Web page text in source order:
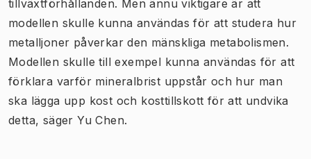
tillväxtförhållanden. Men ännu viktigare är att
modellen skulle kunna användas för att studera hur
metalljoner påverkar den mänskliga metabolismen.
Modellen skulle till exempel kunna användas för att
förklara varför mineralbrist uppstår och hur man
ska lägga upp kost och kosttillskott för att undvika
detta, säger Yu Chen.